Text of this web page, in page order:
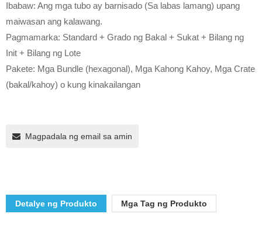
Ibabaw: Ang mga tubo ay barnisado (Sa labas lamang) upang
maiwasan ang kalawang.
Pagmamarka: Standard + Grado ng Bakal + Sukat + Bilang ng
Init + Bilang ng Lote
Pakete: Mga Bundle (hexagonal), Mga Kahong Kahoy, Mga Crate
(bakal/kahoy) o kung kinakailangan
Magpadala ng email sa amin
Detalye ng Produkto Mga Tag ng Produkto